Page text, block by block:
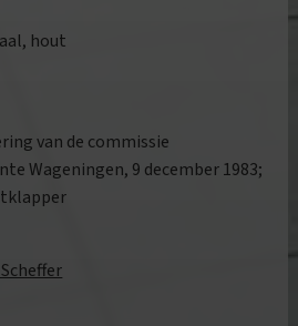
hout
van de commissie
Wageningen, 9 december 1983;